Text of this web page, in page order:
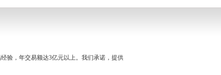
验，年交易额达3亿元以上。我们承诺，提供